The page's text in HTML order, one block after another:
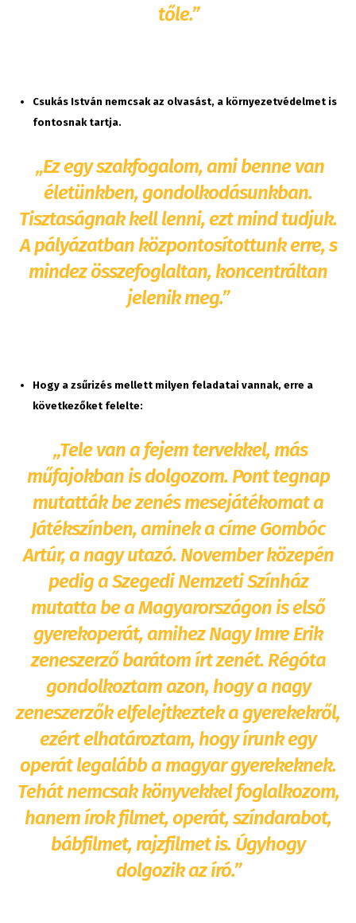
tőle.”
Csukás István nemcsak az olvasást, a környezetvédelmet is
fontosnak tartja.
„Ez egy szakfogalom, ami benne van
életünkben, gondolkodásunkban.
Tisztaságnak kell lenni, ezt mind tudjuk.
A pályázatban központosítottunk erre, s
mindez összefoglaltan, koncentráltan
jelenik meg.”
Hogy a zsűrizés mellett milyen feladatai vannak, erre a
következőket felelte:
„Tele van a fejem tervekkel, más
műfajokban is dolgozom. Pont tegnap
mutatták be zenés mesejátékomat a
Játékszínben, aminek a címe Gombóc
Artúr, a nagy utazó. November közepén
pedig a Szegedi Nemzeti Színház
mutatta be a Magyarországon is első
gyerekoperát, amihez Nagy Imre Erik
zeneszerző barátom írt zenét. Régóta
gondolkoztam azon, hogy a nagy
zeneszerzők elfelejtkeztek a gyerekekről,
ezért elhatároztam, hogy írunk egy
operát legalább a magyar gyerekeknek.
Tehát nemcsak könyvekkel foglalkozom,
hanem írok filmet, operát, színdarabot,
bábfilmet, rajzfilmet is. Úgyhogy
dolgozik az író.”